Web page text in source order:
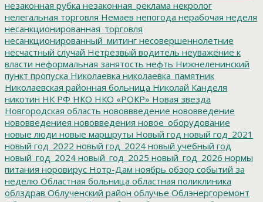
незаконная рубка незаконная_реклама некролог
нелегальная торговля Немаев непогода нерабочая неделя
несанкционированная_торговля
несанкционированный_митинг несовершеннолетние
несчастный случай Нетрезвый водитель неуважение к
власти неформальная занятость нефть Нижнеленинский
пункт пропуска Николаевка николаевка_памятник
Николаевская районная больница Николай Канделя
никотин НК РФ НКО НКО «РОКР» Новая звезда
Новгородская область нововвведение нововведение
нововведениея нововведения новое_оборудование
новые люди новые маршруты Новый год новый год_2021
новый год_2022 новый год_2024 новый учебный год
новый_год_2024 новый_год_2025 новый_год_2026 нормы
питания норовирус Нотр-Дам ноябрь обзор событий за
неделю Областная больница областная поликлиника
облздрав Облученский район облучье Облэнергоремонт